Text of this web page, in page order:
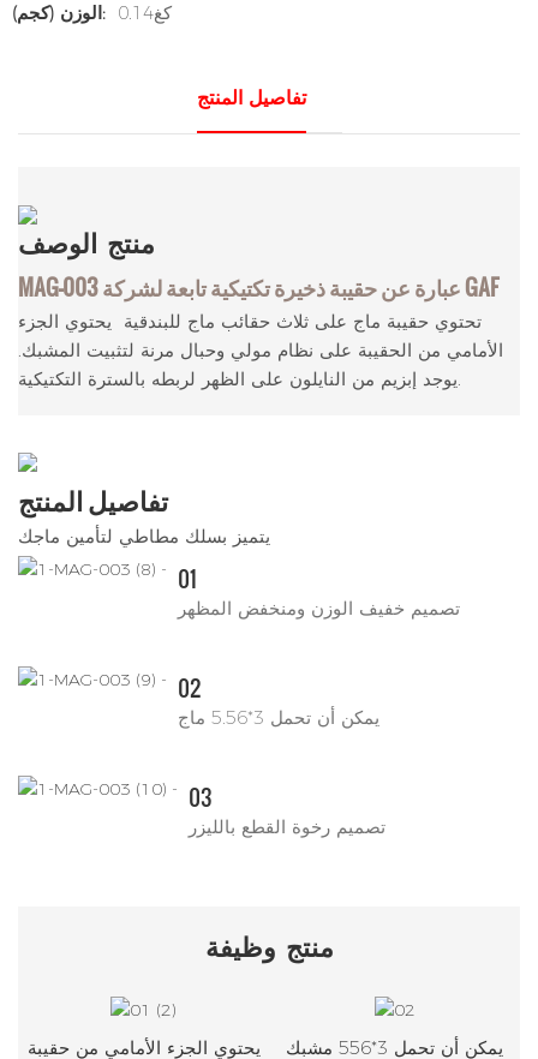
الوزن (كجم):
كغ0.14
تفاصيل المنتج
منتج الوصف
MAG-003 عبارة عن حقيبة ذخيرة تكتيكية تابعة لشركة GAF
تحتوي حقيبة ماج على ثلاث حقائب ماج للبندقية يحتوي الجزء
الأمامي من الحقيبة على نظام مولي وحبال مرنة لتثبيت المشبك.
يوجد إبزيم من النايلون على الظهر لربطه بالسترة التكتيكية.
تفاصيل المنتج
يتميز بسلك مطاطي لتأمين ماجك
01
تصميم خفيف الوزن ومنخفض المظهر
02
يمكن أن تحمل 3*5.56 ماج
03
تصميم رخوة القطع بالليزر
منتج وظيفة
يحتوي الجزء الأمامي من حقيبة
يمكن أن تحمل 3*556 مشبك